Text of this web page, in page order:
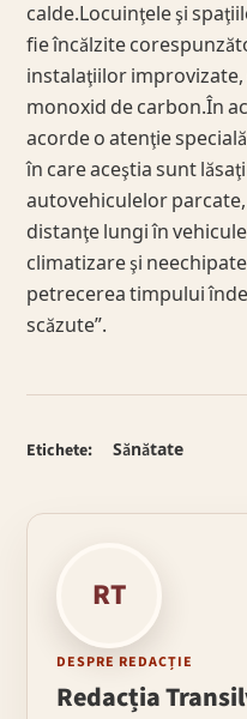
calde.Locuinţele şi
fie încălzite
instalaţiilor improvizate,
monoxid de carbon.În
acorde o atenţie
în care aceştia sunt
autovehiculelor
distanţe lungi în
climatizare şi
petrecerea timpului
scăzute”.
Etichete: Sănătate
RT
DESPRE REDACȚIE
Redacția